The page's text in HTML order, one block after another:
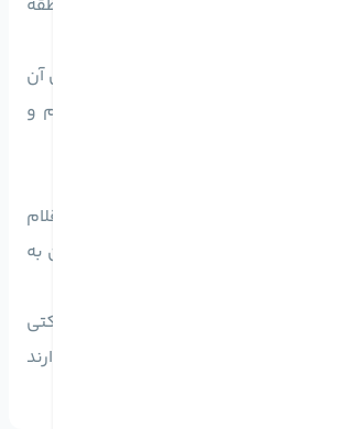
را صورت جلسه کنید تا در پست منطقه
مخدوش یا پاره بود به هیچ عنوان آن
پس از باز کردن و بررسی کردن اقلام و
تحویل بگیرید.
صفحه نمایش، محافظ لنز و دیگر اقلام
سلامت فیزیکی تا زمان رسیدن به
های هوشمند که دارای پلمپ شرکتی
فقط ضمانت اصالت و سلامت کالا دارند
ها وجود ندارد.